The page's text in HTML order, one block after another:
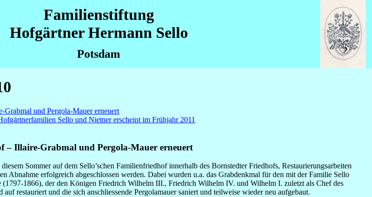
Familienstiftung
Hofgärtner Hermann Sello
Potsdam
Grabmal und Pergola-Mauer erneuert
Sello und Nietner erscheint im Frühjahr 2011
– Illaire-Grabmal und Pergola-Mauer erneuert
Sommer auf dem Sello’schen Familienfriedhof innerhalb des Bornstedter Friedhofs, Restaurierungsarbeiten
Abnahme erfolgreich abgeschlossen werden. Dabei wurden u.a. das Grabdenkmal für den mit der Familie Sello
1866), der den Königen Friedrich Wilhelm III., Friedrich Wilhelm IV. und Wilhelm I. zuletzt als Chef des
restauriert und die sich anschliessende Pergolamauer saniert und teilweise wieder neu aufgebaut.